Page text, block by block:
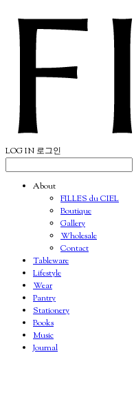
LOG IN 로그인
About
FILLES du CIEL
Boutique
Gallery
Wholesale
Contact
Tableware
Lifestyle
Wear
Pantry
Stationery
Books
Music
Journal